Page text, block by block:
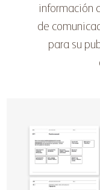
información
de
para su